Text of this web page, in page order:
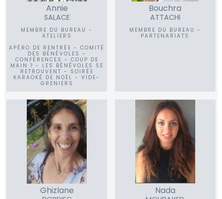
Annie
SALACE
MEMBRE DU BUREAU -
ATELIERS
APÉRO DE RENTRÉE - COMITÉ
DES BÉNÉVOLES -
CONFÉRENCES - COUP DE
MAIN ? - LES BÉNÉVOLES SE
RETROUVENT - SOIRÉE
KARAOKÉ DE NOËL - VIDE-
GRENIERS
Bouchra
ATTACHI
MEMBRE DU BUREAU -
PARTENARIATS
Ghizlane Nada